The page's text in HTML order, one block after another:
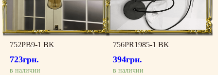
752PB9-1 BK
723грн.
в наличии
756PR1985-1 BK
394грн.
в наличии